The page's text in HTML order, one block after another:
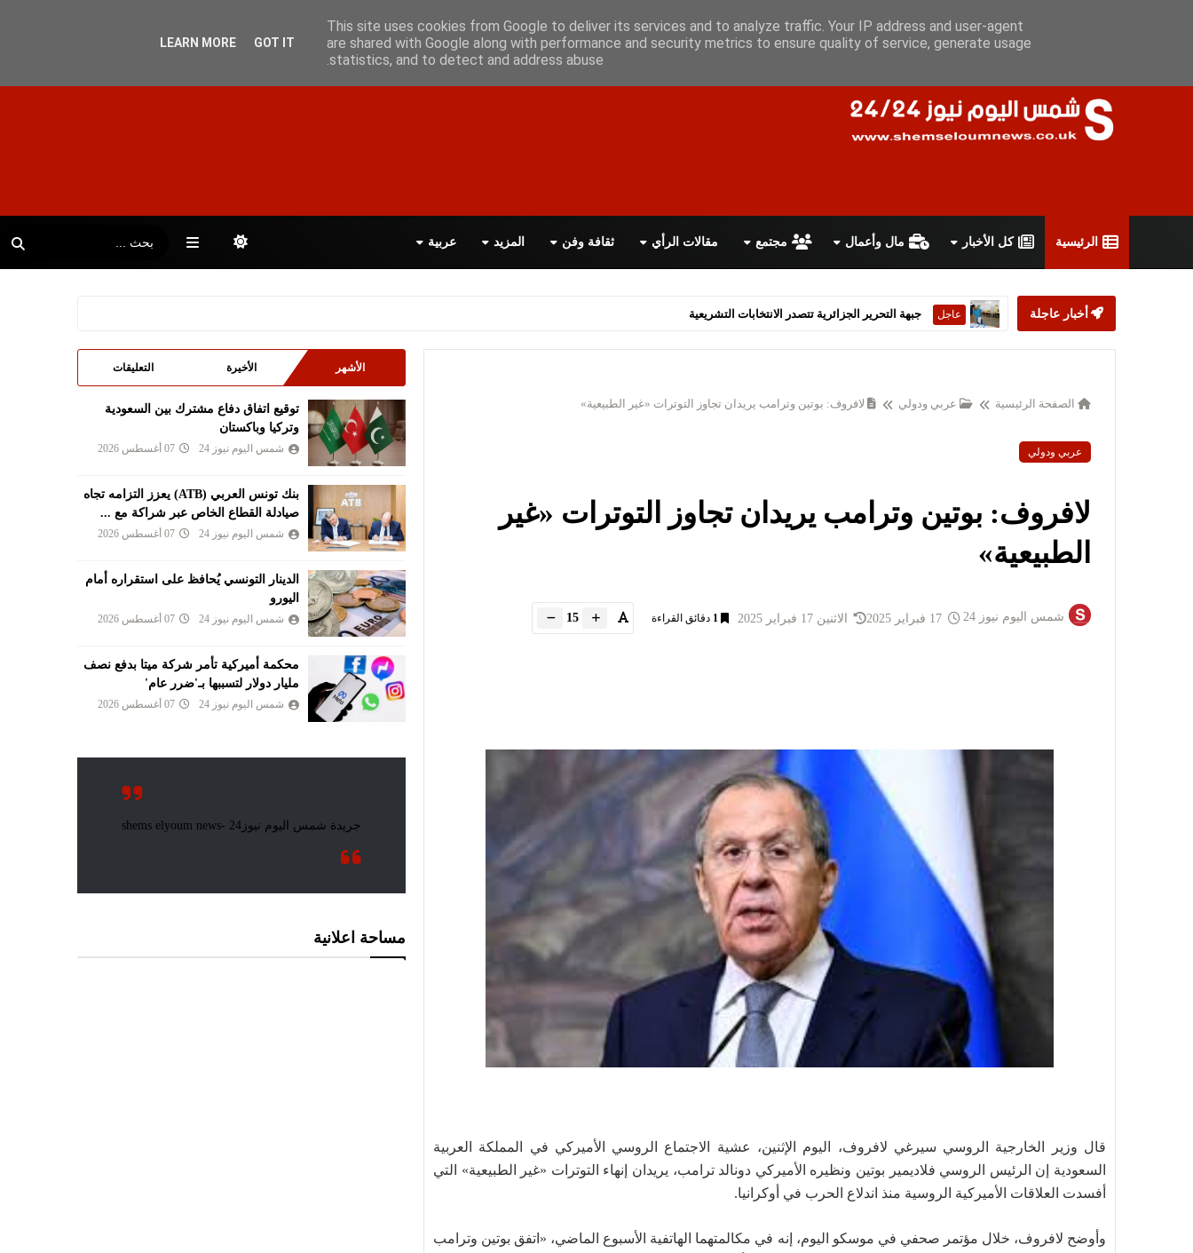
سياسة الخصوصية اتفاقية الاستخدام أعلن معانا اتصل بنا اقرأ الصحيفة PDF
الرئيسية كل الأخبار مال وأعمال مجتمع مقالات الرأي ثقافة وفن المزيد عربية
أخبار عاجلة عاجل ستارمر يعلن استقالته من رئاسة الحكومة البريطانية
الصفحة الرئيسية عربي ودولي لافروف: بوتين وترامب يريدان تجاوز التوترات «غير الطبيعية»
عربي ودولي
لافروف: بوتين وترامب يريدان تجاوز التوترات «غير
الطبيعية»
شمس اليوم نيوز 24 الاثنين 17 فبراير 2025 1 دقائق القراءة 15
قال وزير الخارجية الروسي سيرغي لافروف، اليوم الإثنين، عشية الاجتماع الروسي الأميركي في المملكة العربية
السعودية إن الرئيس الروسي فلاديمير بوتين ونظيره الأميركي دونالد ترامب، يريدان إنهاء التوترات «غير الطبيعية» التي
أفسدت العلاقات الأميركية الروسية منذ اندلاع الحرب في أوكرانيا.
وأوضح لافروف، خلال مؤتمر صحفي في موسكو اليوم، إنه في مكالمتهما الهاتفية الأسبوع الماضي، «اتفق بوتين وترامب
الأشهر الأخيرة التعليقات
توقيع اتفاق دفاع مشترك بين السعودية
وتركيا وباكستان
شمس اليوم نيوز 24 07 أغسطس 2026
بنك تونس العربي (ATB) يعزز التزامه تجاه
صيادلة القطاع الخاص عبر شراكة مع ...
شمس اليوم نيوز 24 07 أغسطس 2026
الدينار التونسي يُحافظ على استقراره أمام
اليورو
شمس اليوم نيوز 24 07 أغسطس 2026
محكمة أميركية تأمر شركة ميتا بدفع نصف
مليار دولار لتسببها بـ'ضرر عام'
شمس اليوم نيوز 24 07 أغسطس 2026
مساحة اعلانية
This site uses cookies from Google to deliver its services and to analyze traffic. Your IP address and user-agent
are shared with Google along with performance and security metrics to ensure quality of service, generate usage
statistics, and to detect and address abuse.
LEARN MORE GOT IT